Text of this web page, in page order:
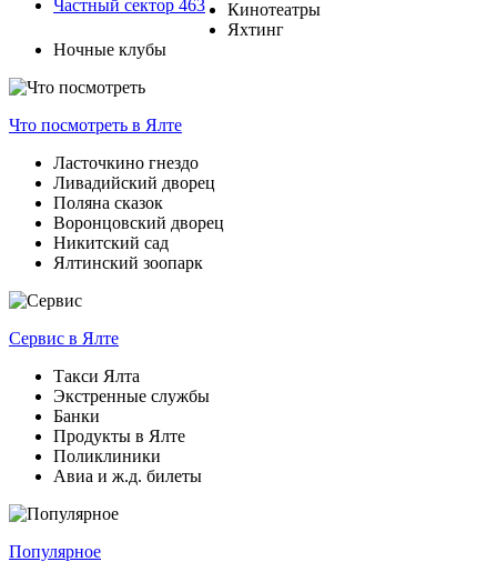
Частный сектор 463
Кинотеатры
Яхтинг
Ночные клубы
Что посмотреть в Ялте
Ласточкино гнездо
Ливадийский дворец
Поляна сказок
Воронцовский дворец
Никитский сад
Ялтинский зоопарк
Сервис в Ялте
Такси Ялта
Экстренные службы
Банки
Продукты в Ялте
Поликлиники
Авиа и ж.д. билеты
Популярное